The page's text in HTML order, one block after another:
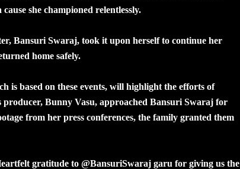
she championed relentlessly.
Bansuri Swaraj, took it upon herself to continue her
home safely.
is based on these events, will highlight the efforts of
producer, Bunny Vasu, approached Bansuri Swaraj for
from her press conferences, the family granted them
gratitude to @BansuriSwaraj garu for giving us the